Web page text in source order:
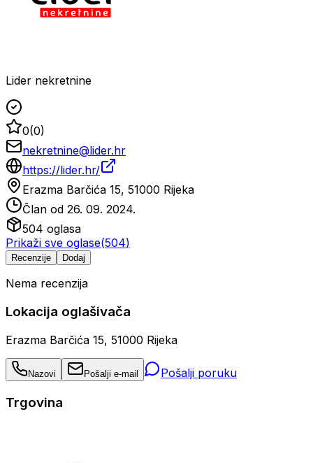
Lider nekretnine
0(0)
nekretnine@lider.hr
https://lider.hr/
Erazma Barčića 15, 51000 Rijeka
Član od 26. 09. 2024.
504 oglasa
Prikaži sve oglase(504)
Recenzije Dodaj
Nema recenzija
Lokacija oglašivača
Erazma Barčića 15, 51000 Rijeka
Nazovi Pošalji e-mail Pošalji poruku
Trgovina